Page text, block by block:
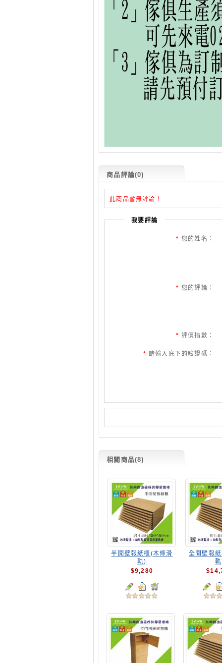
商品評論(0)
此商品暫無評論！
我要評論
* 您的姓名：
* 您的評論：
* 評價指數：
* 請輸入底下的驗證碼：
相關商品(8)
半開壁報紙櫃(木條滑
軌)
$9,280
全開壁報